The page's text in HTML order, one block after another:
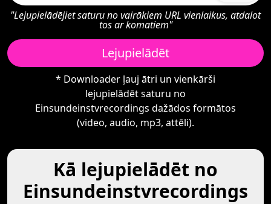
"Lejupielādējiet saturu no vairākiem URL vienlaikus, atdalot
tos ar komatiem"
Lejupielādēt
* Downloader ļauj ātri un vienkārši
lejupielādēt saturu no
Einsundeinstvrecordings dažādos formātos
(video, audio, mp3, attēli).
Kā lejupielādēt no
Einsundeinstvrecordings